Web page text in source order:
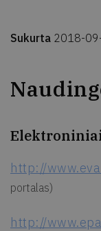
Sukurta 2018-
http://
portalas)
http://